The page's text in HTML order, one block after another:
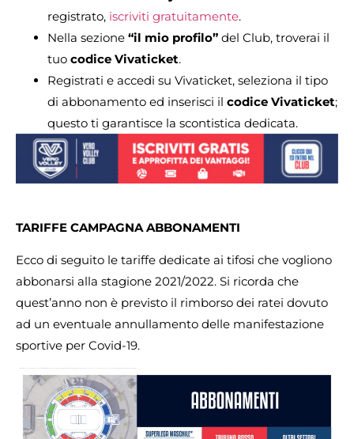
registrato, iscriviti gratuitamente.
Nella sezione “il mio profilo” del Club, troverai il
tuo codice Vivaticket.
Registrati e accedi su Vivaticket, seleziona il tipo
di abbonamento ed inserisci il codice Vivaticket;
questo ti garantisce la scontistica dedicata.
TARIFFE CAMPAGNA ABBONAMENTI
Ecco di seguito le tariffe dedicate ai tifosi che vogliono
abbonarsi alla stagione 2021/2022. Si ricorda che
quest’anno non è previsto il rimborso dei ratei dovuto
ad un eventuale annullamento delle manifestazione
sportive per Covid-19.